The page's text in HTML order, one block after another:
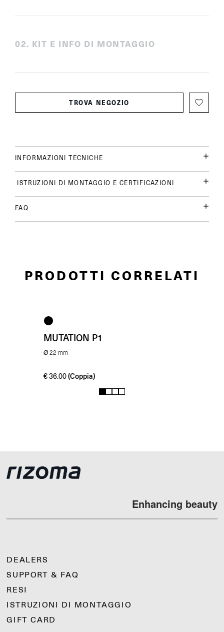
02. KIT E INFO DI MONTAGGIO
TROVA NEGOZIO
INFORMAZIONI TECNICHE
ISTRUZIONI DI MONTAGGIO E CERTIFICAZIONI
FAQ
PRODOTTI CORRELATI
MUTATION P1
Ø 22 mm
€36.00 (Coppia)
1 2 3 4
Enhancing beauty
DEALERS
SUPPORT & FAQ
RESI
ISTRUZIONI DI MONTAGGIO
GIFT CARD